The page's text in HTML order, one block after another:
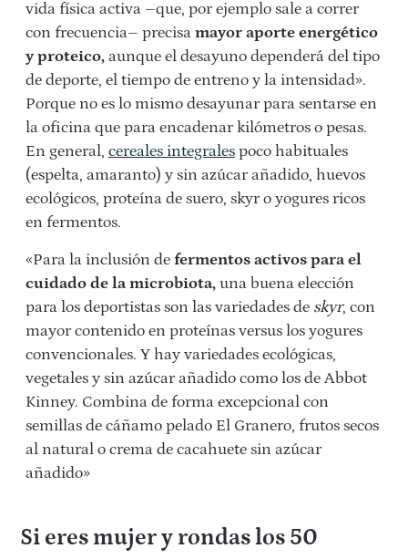
vida física activa –que, por ejemplo sale a correr
con frecuencia– precisa mayor aporte energético
y proteico, aunque el desayuno dependerá del tipo
de deporte, el tiempo de entreno y la intensidad».
Porque no es lo mismo desayunar para sentarse en
la oficina que para encadenar kilómetros o pesas.
En general, cereales integrales poco habituales
(espelta, amaranto) y sin azúcar añadido, huevos
ecológicos, proteína de suero, skyr o yogures ricos
en fermentos.
«Para la inclusión de fermentos activos para el
cuidado de la microbiota, una buena elección
para los deportistas son las variedades de skyr, con
mayor contenido en proteínas versus los yogures
convencionales. Y hay variedades ecológicas,
vegetales y sin azúcar añadido como los de Abbot
Kinney. Combina de forma excepcional con
semillas de cáñamo pelado El Granero, frutos secos
al natural o crema de cacahuete sin azúcar
añadido»
Si eres mujer y rondas los 50